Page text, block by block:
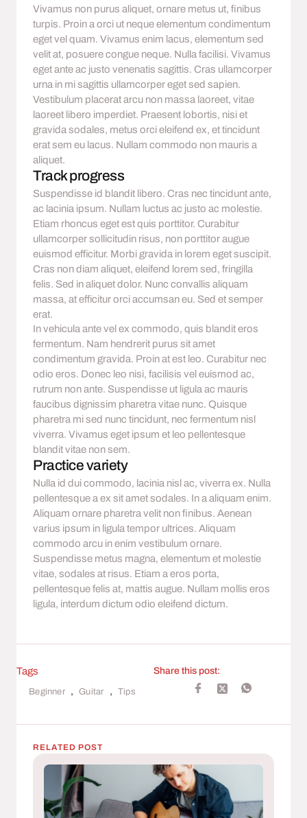
Vivamus non purus aliquet, ornare metus ut, finibus
turpis. Proin a orci ut neque elementum condimentum
eget vel quam. Vivamus enim lacus, elementum sed
velit at, posuere congue neque. Nulla facilisi. Vivamus
eget ante ac justo venenatis sagittis. Cras ullamcorper
urna in mi sagittis ullamcorper eget sed sapien.
Vestibulum placerat arcu non massa laoreet, vitae
laoreet libero imperdiet. Praesent lobortis, nisi et
gravida sodales, metus orci eleifend ex, et tincidunt
erat sem eu lacus. Nullam commodo non mauris a
aliquet.
Track progress
Suspendisse id blandit libero. Cras nec tincidunt ante,
ac lacinia ipsum. Nullam luctus ac justo ac molestie.
Etiam rhoncus eget est quis porttitor. Curabitur
ullamcorper sollicitudin risus, non porttitor augue
euismod efficitur. Morbi gravida in lorem eget suscipit.
Cras non diam aliquet, eleifend lorem sed, fringilla
felis. Sed in aliquet dolor. Nunc convallis aliquam
massa, at efficitur orci accumsan eu. Sed et semper
erat.
In vehicula ante vel ex commodo, quis blandit eros
fermentum. Nam hendrerit purus sit amet
condimentum gravida. Proin at est leo. Curabitur nec
odio eros. Donec leo nisi, facilisis vel euismod ac,
rutrum non ante. Suspendisse ut ligula ac mauris
faucibus dignissim pharetra vitae nunc. Quisque
pharetra mi sed nunc tincidunt, nec fermentum nisl
viverra. Vivamus eget ipsum et leo pellentesque
blandit vitae non sem.
Practice variety
Nulla id dui commodo, lacinia nisl ac, viverra ex. Nulla
pellentesque a ex sit amet sodales. In a aliquam enim.
Aliquam ornare pharetra velit non finibus. Aenean
varius ipsum in ligula tempor ultrices. Aliquam
commodo arcu in enim vestibulum ornare.
Suspendisse metus magna, elementum et molestie
vitae, sodales at risus. Etiam a eros porta,
pellentesque felis at, mattis augue. Nullam mollis eros
ligula, interdum dictum odio eleifend dictum.
Tags
Beginner , Guitar , Tips
Share this post:
RELATED POST